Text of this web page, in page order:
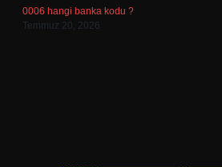
0006 hangi banka kodu ?
Temmuz 20, 2026